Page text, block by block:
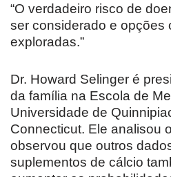
“O verdadeiro risco de
ser considerado e opções
exploradas.”
Dr. Howard Selinger é
da família na Escola de
Universidade de
Connecticut. Ele analisou
observou que outros
suplementos de cálcio